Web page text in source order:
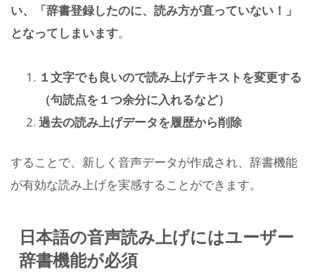
い、「辞書登録したのに、読み方が直っていない！」
となってしまいます。
１文字でも良いので読み上げテキストを変更する
（句読点を１つ余分に入れるなど）
過去の読み上げデータを履歴から削除
することで、新しく音声データが作成され、辞書機能
が有効な読み上げを実感することができます。
日本語の音声読み上げにはユーザー
辞書機能が必須